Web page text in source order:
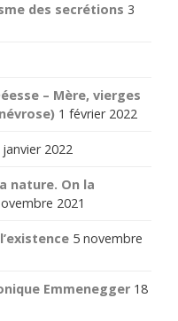
des secrétions 3
– Mère, vierges
1 février 2022
janvier 2022
nature. On la
2021
5 novembre
Emmenegger 18